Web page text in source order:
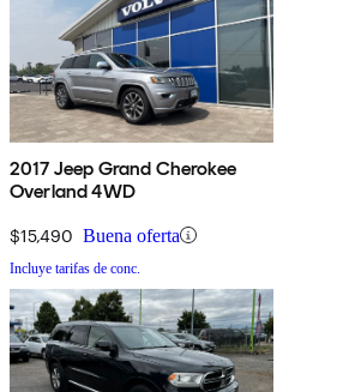
2017 Jeep Grand Cherokee
Overland 4WD
$15,490 Buena oferta
Incluye tarifas de conc.